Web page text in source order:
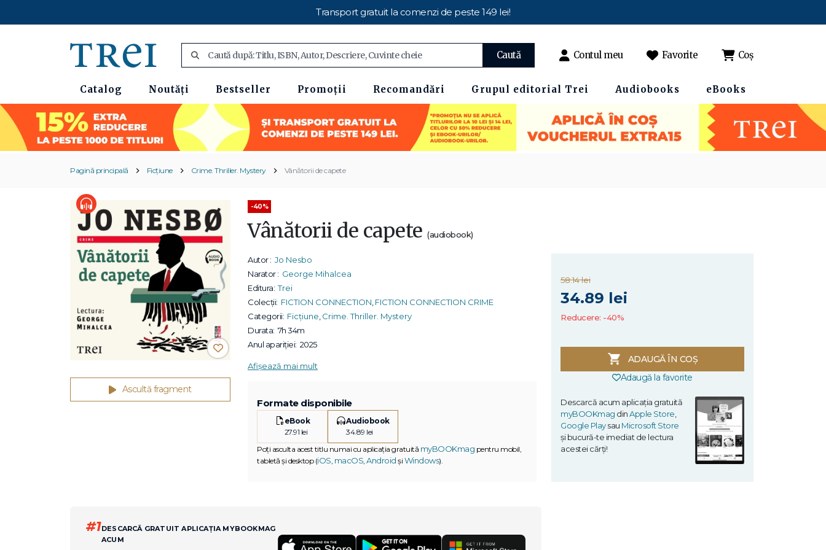
Transport gratuit la comenzi de peste 149 lei!
Caută Contul meu Favorite Coș
Catalog Noutăți Bestseller Promoții Recomandări Grupul editorial Trei Audiobooks eBooks
Pagină principală Ficțiune Crime. Thriller. Mystery Vânătorii de capete
Ascultă fragment
-40%
Vânătorii de capete (audiobook)
Autor : Jo Nesbo
Narator : George Mihalcea
Editura: Trei
Colecții: FICTION CONNECTION FICTION CONNECTION CRIME
Categorii: Ficțiune Crime. Thriller. Mystery
Durata: 7h 34m
Anul apariției: 2025
Afișează mai mult
Formate disponibile
eBook
27.91 lei
Audiobook
34.89 lei
Poți asculta acest titlu numai cu aplicația gratuită myBOOKmag pentru mobil,
tabletă și desktop (iOS, macOS, Android și Windows).
58.14 lei
34.89 lei
Reducere: -40%
ADAUGĂ ÎN COȘ
Adaugă la favorite
Descarcă acum aplicația gratuită
myBOOKmag dinApple Store
Google Playsau Microsoft Store
și bucură-te imediat de lectura
acestei cărți!
#1DESCARCĂ GRATUIT APLICAȚIA MYBOOKMAG
ACUM